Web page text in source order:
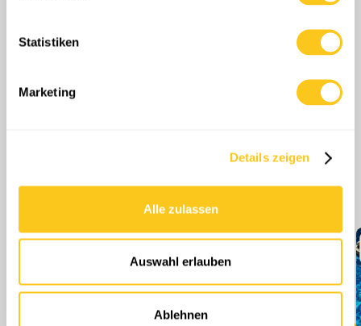
erfassen, welche bis auf einige Meter genau sein
Ihr Gerät durch aktives Scannen nach
Erfahren Sie mehr darüber, wie Ihre persönlichen Daten
verarbeitet werden, und legen Sie Ihre Präferenzen im
Wir verwenden Cookies, um Inhalte und Anzeigen zu
analysieren. Außerdem geben wir Informationen zu Ihrer
Verwendung unserer Website an unsere Partner für
Partner führen diese Informationen möglicherweise mit
weiteren Daten zusammen, die Sie ihnen bereitgestellt
haben oder die sie im Rahmen Ihrer Nutzung der Dienste
Statistiken
Marketing
Details zeigen
Alle zulassen
Auswahl erlauben
Ablehnen
Mehr Folgen